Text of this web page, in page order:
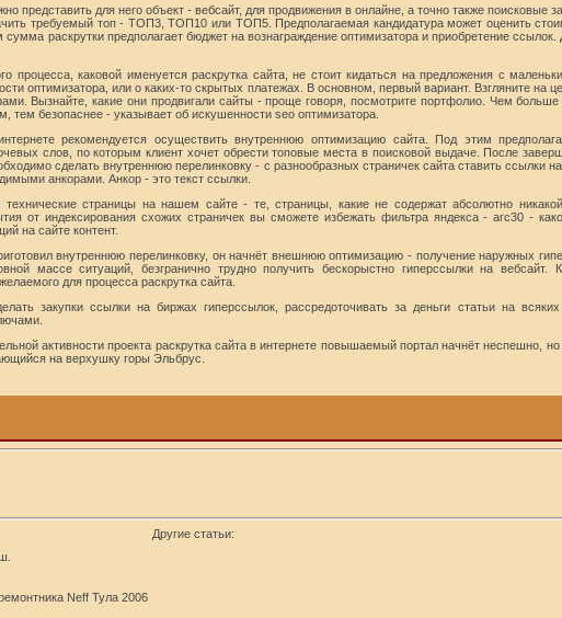
представить для него объект - вебсайт, для продвижения в онлайне, а точно также поисковые
требуемый топ - ТОП3, ТОП10 или ТОП5. Предполагаемая кандидатура может оценить
сумма раскрутки предполагает бюджет на вознаграждение оптимизатора и приобретение
процесса, каковой именуется раскрутка сайта, не стоит кидаться на предложения с
оптимизатора, или о каких-то скрытых платежах. В основном, первый вариант. Взгляните на
Вызнайте, какие они продвигали сайты - проще говоря, посмотрите портфолио. Чем
безопаснее - указывает об искушенности seo оптимизатора.
рекомендуется осуществить внутреннюю оптимизацию сайта. Под этим
слов, по которым клиент хочет обрести топовые места в поисковой выдаче. После
сделать внутреннюю перелинковку - с разнообразных страничек сайта ставить ссылки
анкорами. Анкор - это текст ссылки.
страницы на нашем сайте - те, страницы, какие не содержат абсолютно
от индексирования схожих страничек вы сможете избежать фильтра яндекса - агс30 -
на сайте контент.
внутреннюю перелинковку, он начнёт внешнюю оптимизацию - получение наружных
массе ситуаций, безгранично трудно получить бескорыстно гиперссылки на вебсайт.
для процесса раскрутка сайта.
закупки ссылки на биржах гиперссылок, рассредоточивать за деньги статьи на
активности проекта раскрутка сайта в интернете повышаемый портал начнёт неспешно, но
на верхушку горы Эльбрус.
Другие статьи:
Neff Тула 2006